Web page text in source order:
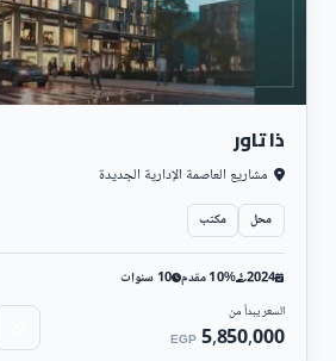
ذا تاور
مشاريع العاصمة الإدارية الجديدة
محل مكتب
2024 10% مقدم 10 سنوات
السعر يبدأ من
5,850,000
EGP